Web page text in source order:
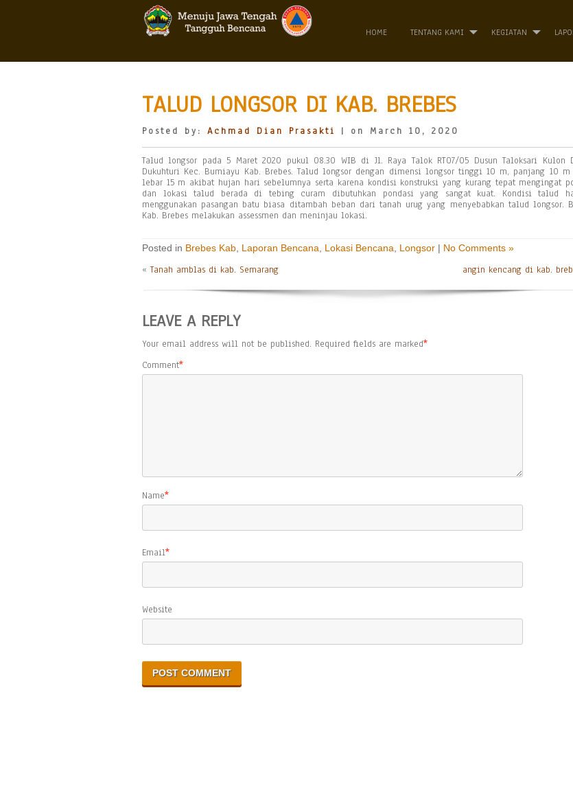
HOME TENTANG KAMI KEGIATAN
TALUD LONGSOR DI KAB. BREBES
Posted by: Achmad Dian Prasakti | on March 10, 2020
Talud longsor pada 5 Maret 2020 pukul 08.30 WIB di Jl. Raya Talok RT07/05 Dusun Taloksari Kulon
Dukuhturi Kec. Bumiayu Kab. Brebes. Talud longsor dengan dimensi longsor tinggi 10 m, panjang 10 m
lebar 15 m akibat hujan hari sebelumnya serta karena kondisi konstruksi yang kurang tepat mengingat
dan lokasi talud berada di tebing curam dibutuhkan pondasi yang sangat kuat. Kondisi talud
menggunakan pasangan batu biasa ditambah beban dari tanah urug yang menyebabkan talud longsor.
Kab. Brebes melakukan assessmen dan meninjau lokasi.
Posted in Brebes Kab Laporan Bencana Lokasi Bencana Longsor | No Comments »
«Tanah amblas di kab. Semarang angin kencang di kab.
LEAVE A REPLY
Your email address will not be published. Required fields are marked*
Comment*
Name*
Email*
Website